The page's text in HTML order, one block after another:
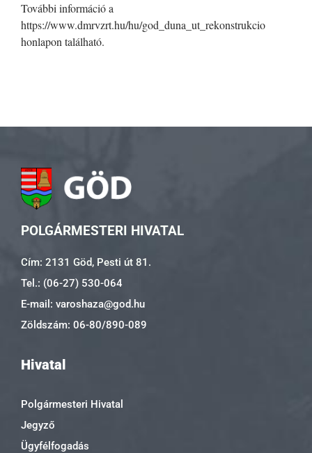
További információ a
https://www.dmrvzrt.hu/hu/god_duna_ut_rekonstrukcio
honlapon található.
POLGÁRMESTERI HIVATAL
Cím: 2131 Göd, Pesti út 81.
Tel.: (06-27) 530-064
E-mail: varoshaza@god.hu
Zöldszám: 06-80/890-089
Hivatal
Polgármesteri Hivatal
Jegyző
Ügyfélfogadás